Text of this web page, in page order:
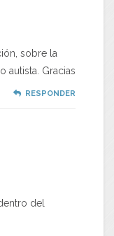
sobre la
autista. Gracias
RESPONDER
del